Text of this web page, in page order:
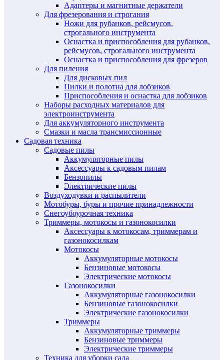
Адаптеры и магнитные держатели
Для фрезерования и строгания
Ножи для рубанков, рейсмусов,
строгального инструмента
Оснастка и приспособления для рубанков,
рейсмусов, строгального инструмента
Оснастка и приспособления для фрезеров
Для пиления
Для дисковых пил
Пилки и полотна для лобзиков
Приспособления и оснастка для лобзиков
Наборы расходных материалов для
электроинструмента
Для аккумуляторного инструмента
Смазки и масла трансмиссионные
Садовая техника
Садовые пилы
Аккумуляторные пилы
Аксессуары к садовым пилам
Бензопилы
Электрические пилы
Воздуходувки и распылители
Мотобуры, буры и прочие принадлежности
Снегоубоурочная техника
Триммеры, мотокосы и газонокосилки
Аксессуары к мотокосам, триммерам и
газонокосилкам
Мотокосы
Аккумуляторные мотокосы
Бензиновые мотокосы
Электрические мотокосы
Газонокосилки
Аккумуляторные газонокосилки
Бензиновые газонокосилки
Электрические газонокосилки
Триммеры
Аккумуляторные триммеры
Бензиновые триммеры
Электрические триммеры
Техника для уборки сада